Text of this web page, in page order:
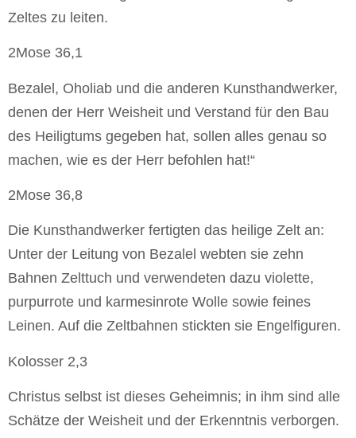
Zeltes zu leiten.
2Mose 36,1
Bezalel, Oholiab und die anderen Kunsthandwerker,
denen der Herr Weisheit und Verstand für den Bau
des Heiligtums gegeben hat, sollen alles genau so
machen, wie es der Herr befohlen hat!“
2Mose 36,8
Die Kunsthandwerker fertigten das heilige Zelt an:
Unter der Leitung von Bezalel webten sie zehn
Bahnen Zelttuch und verwendeten dazu violette,
purpurrote und karmesinrote Wolle sowie feines
Leinen. Auf die Zeltbahnen stickten sie Engelfiguren.
Kolosser 2,3
Christus selbst ist dieses Geheimnis; in ihm sind alle
Schätze der Weisheit und der Erkenntnis verborgen.